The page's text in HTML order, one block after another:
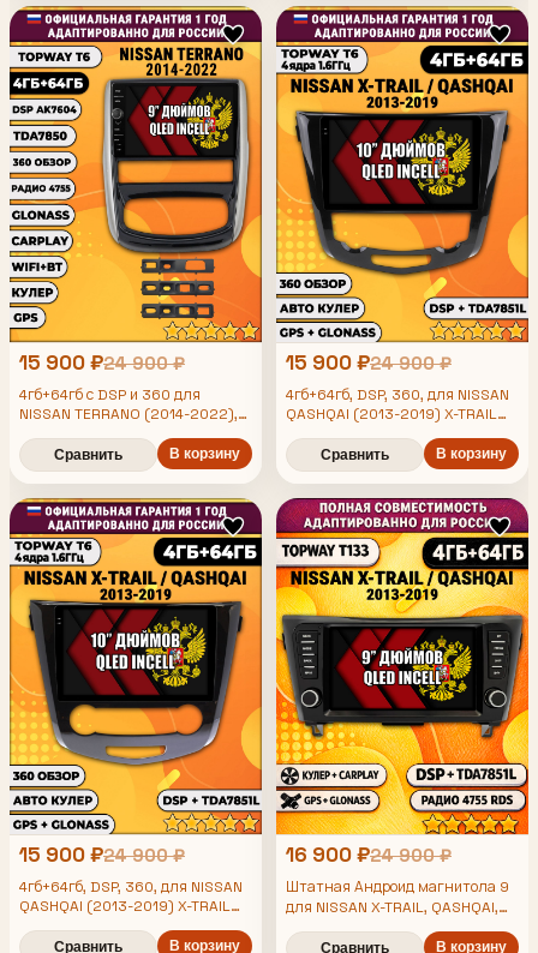
15 900 ₽24 900 ₽
4гб+64гб с DSP и 360 для
NISSAN TERRANO (2014-2022),
Android магнитола с DSP и
усилителем TDA7850
Сравнить В корзину
15 900 ₽24 900 ₽
4гб+64гб, DSP, 360, для NISSAN
QASHQAI (2013-2019) X-TRAIL
(2013-2019), Android магнитола
с усилителем TDA7851 без слота
сим, рамка под климат
Сравнить В корзину
15 900 ₽24 900 ₽
4гб+64гб, DSP, 360, для NISSAN
QASHQAI (2013-2019) X-TRAIL
(2013-2019), Android магнитола
с усилителем TDA7851 без слота
Сравнить В корзину
16 900 ₽24 900 ₽
Штатная Андроид магнитола 9
для NISSAN X-TRAIL, QASHQAI,
T32 XTRAIL (2013-2022), для
комплектации без 360 обзора,
Сравнить В корзину